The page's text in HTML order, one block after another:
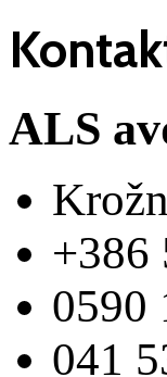
ALS
+386
0590
041